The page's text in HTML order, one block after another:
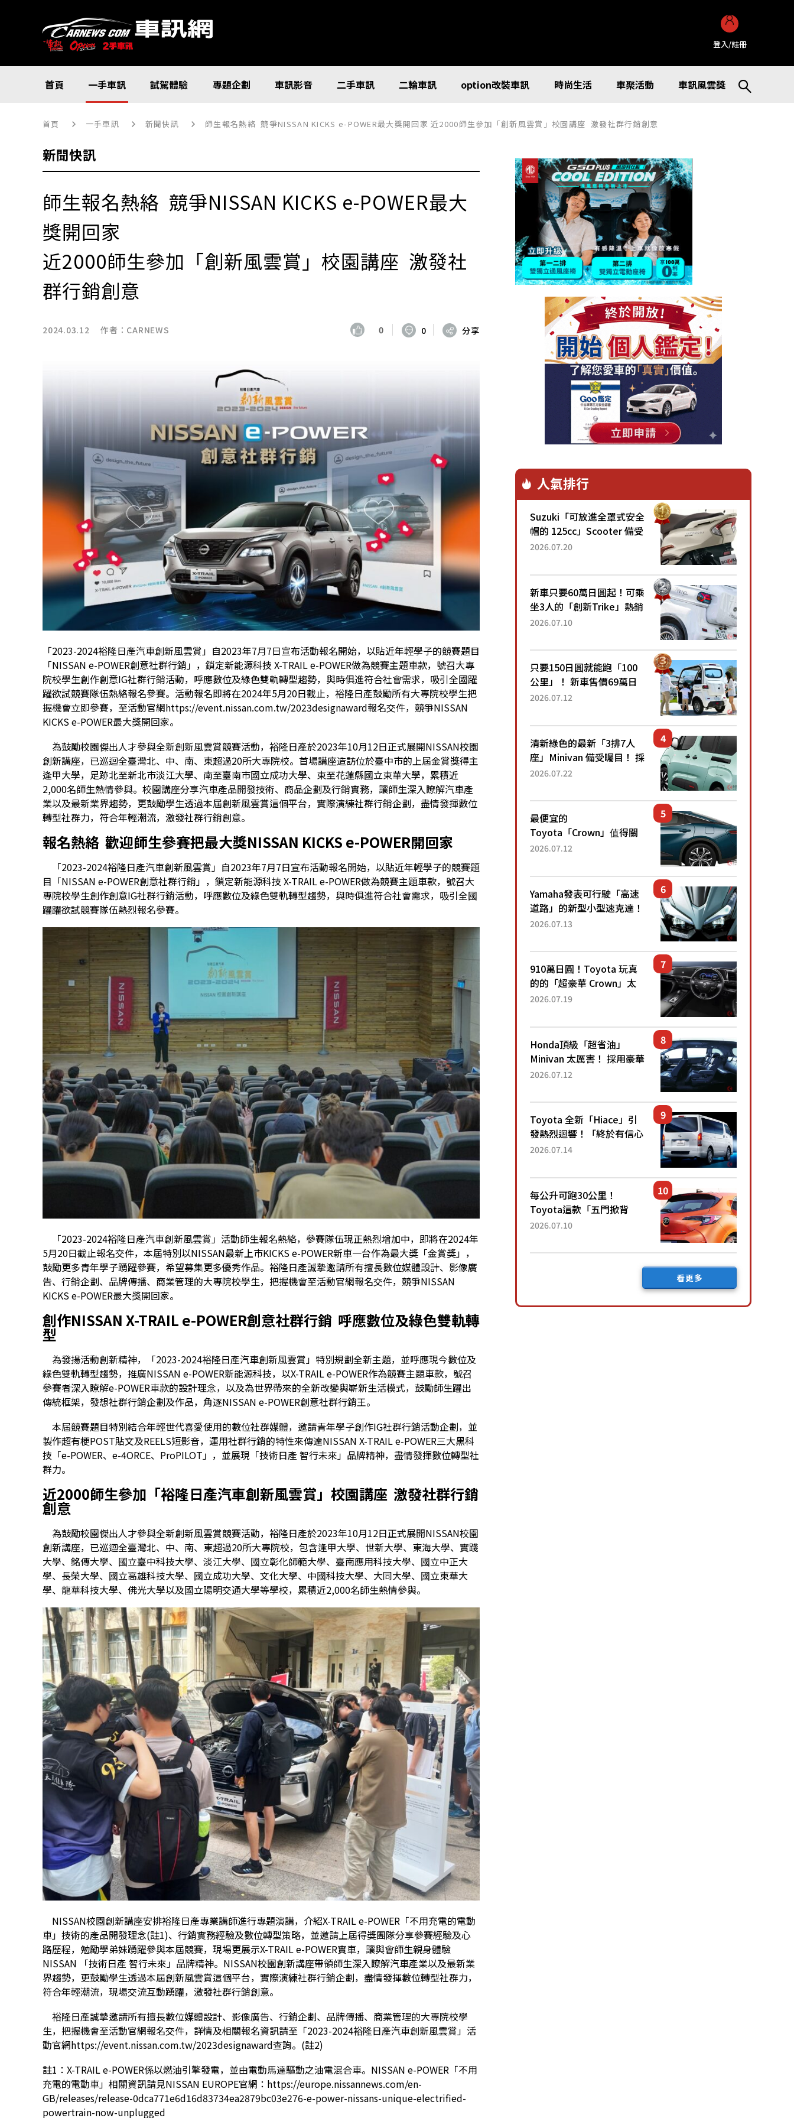
登入/註冊
首頁 一手車訊 試駕體驗 專題企劃 車訊影音 二手車訊 二輪車訊 option改裝車訊 時尚生活 車聚活動 車訊風雲獎
首頁 一手車訊 新聞快訊 師生報名熱絡 競爭NISSAN KICKS e-POWER最大獎開回家 近2000師生參加「創新風雲賞」校園講座 激發社群行銷創意
新聞快訊
師生報名熱絡 競爭NISSAN KICKS e-POWER最大
獎開回家
近2000師生參加「創新風雲賞」校園講座 激發社
群行銷創意
2024.03.12 作者： CARNEWS 0 0 分享
「2023-2024裕隆日產汽車創新風雲賞」自2023年7月7日宣布活動報名開始，以貼近年輕學子的競賽題目
「NISSAN e-POWER創意社群行銷」，鎖定新能源科技 X-TRAIL e-POWER做為競賽主題車款，號召大專
院校學生創作創意IG社群行銷活動，呼應數位及綠色雙軌轉型趨勢，與時俱進符合社會需求，吸引全國躍
躍欲試競賽隊伍熱絡報名參賽。活動報名即將在2024年5月20日截止，裕隆日產鼓勵所有大專院校學生把
握機會立即參賽，至活動官網https://event.nissan.com.tw/2023designaward報名交件，競爭NISSAN
KICKS e-POWER最大獎開回家。
為鼓勵校園傑出人才參與全新創新風雲賞競賽活動，裕隆日產於2023年10月12日正式展開NISSAN校園
創新講座，已巡迴全臺灣北、中、南、東超過20所大專院校。首場講座造訪位於臺中市的上屆金賞獎得主
逢甲大學，足跡北至新北市淡江大學、南至臺南市國立成功大學、東至花蓮縣國立東華大學，累積近
2,000名師生熱情參與。校園講座分享汽車產品開發技術、商品企劃及行銷實務，讓師生深入瞭解汽車產
業以及最新業界趨勢，更鼓勵學生透過本屆創新風雲賞這個平台，實際演練社群行銷企劃，盡情發揮數位
轉型社群力，符合年輕潮流，激發社群行銷創意。
報名熱絡 歡迎師生參賽把最大獎NISSAN KICKS e-POWER開回家
「2023-2024裕隆日產汽車創新風雲賞」自2023年7月7日宣布活動報名開始，以貼近年輕學子的競賽題
目「NISSAN e-POWER創意社群行銷」，鎖定新能源科技 X-TRAIL e-POWER做為競賽主題車款，號召大
專院校學生創作創意IG社群行銷活動，呼應數位及綠色雙軌轉型趨勢，與時俱進符合社會需求，吸引全國
躍躍欲試競賽隊伍熱烈報名參賽。
「2023-2024裕隆日產汽車創新風雲賞」活動師生報名熱絡，參賽隊伍現正熱烈增加中，即將在2024年
5月20日截止報名交件，本屆特別以NISSAN最新上市KICKS e-POWER新車一台作為最大獎「金賞獎」，
鼓勵更多青年學子踴躍參賽，希望募集更多優秀作品。裕隆日產誠摯邀請所有擅長數位媒體設計、影像廣
告、行銷企劃、品牌傳播、商業管理的大專院校學生，把握機會至活動官網報名交件，競爭NISSAN
KICKS e-POWER最大獎開回家。
創作NISSAN X-TRAIL e-POWER創意社群行銷 呼應數位及綠色雙軌轉
型
為發揚活動創新精神，「2023-2024裕隆日產汽車創新風雲賞」特別規劃全新主題，並呼應現今數位及
綠色雙軌轉型趨勢，推廣NISSAN e-POWER新能源科技，以X-TRAIL e-POWER作為競賽主題車款，號召
參賽者深入瞭解e-POWER車款的設計理念，以及為世界帶來的全新改變與嶄新生活模式，鼓勵師生躍出
傳統框架，發想社群行銷企劃及作品，角逐NISSAN e-POWER創意社群行銷王。
本屆競賽題目特別結合年輕世代喜愛使用的數位社群媒體，邀請青年學子創作IG社群行銷活動企劃，並
製作超有梗POST貼文及REELS短影音，運用社群行銷的特性來傳達NISSAN X-TRAIL e-POWER三大黑科
技「e-POWER、e-4ORCE、ProPILOT」，並展現「技術日產 智行未來」品牌精神，盡情發揮數位轉型社
群力。
近2000師生參加「裕隆日產汽車創新風雲賞」校園講座 激發社群行銷
創意
為鼓勵校園傑出人才參與全新創新風雲賞競賽活動，裕隆日產於2023年10月12日正式展開NISSAN校園
創新講座，已巡迴全臺灣北、中、南、東超過20所大專院校，包含逢甲大學、世新大學、東海大學、實踐
大學、銘傳大學、國立臺中科技大學、淡江大學、國立彰化師範大學、臺南應用科技大學、國立中正大
學、長榮大學、國立高雄科技大學、國立成功大學、文化大學、中國科技大學、大同大學、國立東華大
學、龍華科技大學、佛光大學以及國立陽明交通大學等學校，累積近2,000名師生熱情參與。
NISSAN校園創新講座安排裕隆日產專業講師進行專題演講，介紹X-TRAIL e-POWER「不用充電的電動
車」技術的產品開發理念(註1)、行銷實務經驗及數位轉型策略，並邀請上屆得獎團隊分享參賽經驗及心
路歷程，勉勵學弟妹踴躍參與本屆競賽，現場更展示X-TRAIL e-POWER實車，讓與會師生親身體驗
NISSAN 「技術日產 智行未來」品牌精神。NISSAN校園創新講座帶領師生深入瞭解汽車產業以及最新業
界趨勢，更鼓勵學生透過本屆創新風雲賞這個平台，實際演練社群行銷企劃，盡情發揮數位轉型社群力，
符合年輕潮流，現場交流互動踴躍，激發社群行銷創意。
裕隆日產誠摯邀請所有擅長數位媒體設計、影像廣告、行銷企劃、品牌傳播、商業管理的大專院校學
生，把握機會至活動官網報名交件，詳情及相關報名資訊請至「2023-2024裕隆日產汽車創新風雲賞」活
動官網https://event.nissan.com.tw/2023designaward查詢。(註2)
註1：X-TRAIL e-POWER係以燃油引擎發電，並由電動馬達驅動之油電混合車。NISSAN e-POWER「不用
充電的電動車」相關資訊請見NISSAN EUROPE官網：https://europe.nissannews.com/en-
GB/releases/release-0dca771e6d16d83734ea2879bc03e276-e-power-nissans-unique-electrified-
powertrain-now-unplugged
人氣排行
Suzuki「可放進全罩式安全
帽的 125cc」Scooter 備受
矚目！採用全新流線設計與
已陸續開始出口的新款
「B...
2026.07.20
新車只要60萬日圓起！可乘
坐3人的「創新Trike」熱銷
大賣成為人氣車款！「養車
日圓就能跑100公里」「小
朋友坐得...
2026.07.10
只要150日圓就能跑「100
公里」！ 新車售價69萬日
圓的「3人座」Trike大受歡
為何能迅速熱賣？
2026.07.12
清新綠色的最新「3排7人
座」Minivan 備受矚目！ 採
用全長4.7公尺剛剛好的車
還推出467萬元日圓起的5
人座版...
2026.07.22
最便宜的
Toyota「Crown」值得關
注！ 搭載4WD、每公升
眼！ 配備豐富、超越售價
水準，堪稱高CP值代表的
「...
2026.07.12
Yamaha發表可行駛「高速
道路」的新型小型速克達！
搭載能享受超強勁「渦輪
高階「Super Sport」車款
相同的...
2026.07.13
910萬日圓！Toyota 玩真
的的「超豪華 Crown」太
厲害了！採用由「匠人技
運動化「底盤設定」！還配
備專屬豪華...
2026.07.19
Honda頂級「超省油」
Minivan 太厲害！ 採用豪華
「真皮座椅」與專屬「黑色
公里，兼具優異節能表現與
舒適「三...
2026.07.12
Toyota 全新「Hiace」引
發熱烈迴響！「終於有信心
下訂了！」「哪個等級交車
後竟然還要等「超過半年」
才能交車？...
2026.07.14
每公升可跑30公里！
Toyota這款「五門掀背
車」真的很厲害！ 擁有全
尺寸」，配備全面升級！
2026.07.10
看更多